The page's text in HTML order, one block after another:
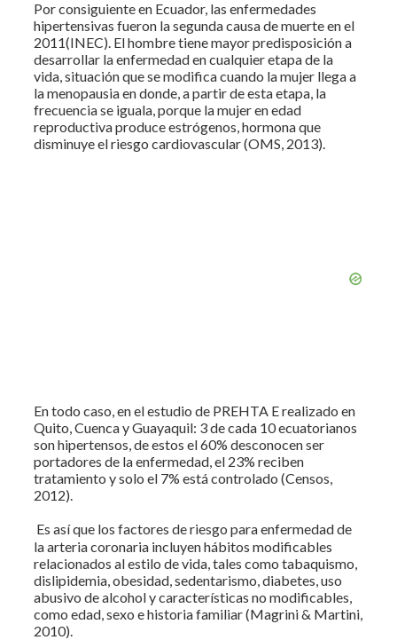
Por consiguiente en Ecuador, las enfermedades
hipertensivas fueron la segunda causa de muerte en el
2011(INEC). El hombre tiene mayor predisposición a
desarrollar la enfermedad en cualquier etapa de la
vida, situación que se modifica cuando la mujer llega a
la menopausia en donde, a partir de esta etapa, la
frecuencia se iguala, porque la mujer en edad
reproductiva produce estrógenos, hormona que
disminuye el riesgo cardiovascular (OMS, 2013).
En todo caso, en el estudio de PREHTA E realizado en
Quito, Cuenca y Guayaquil: 3 de cada 10 ecuatorianos
son hipertensos, de estos el 60% desconocen ser
portadores de la enfermedad, el 23% reciben
tratamiento y solo el 7% está controlado (Censos,
2012).
Es así que los factores de riesgo para enfermedad de
la arteria coronaria incluyen hábitos modificables
relacionados al estilo de vida, tales como tabaquismo,
dislipidemia, obesidad, sedentarismo, diabetes, uso
abusivo de alcohol y características no modificables,
como edad, sexo e historia familiar (Magrini & Martini,
2010).